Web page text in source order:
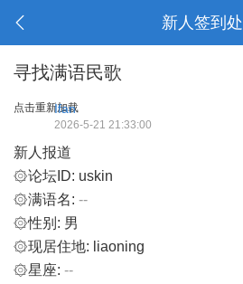
新人签到处
寻找满语民歌
点击重新加载
Ifan
2026-5-21 21:33:00
新人报道
۞论坛ID: uskin
۞满语名: --
۞性别: 男
۞现居住地: liaoning
۞星座: --